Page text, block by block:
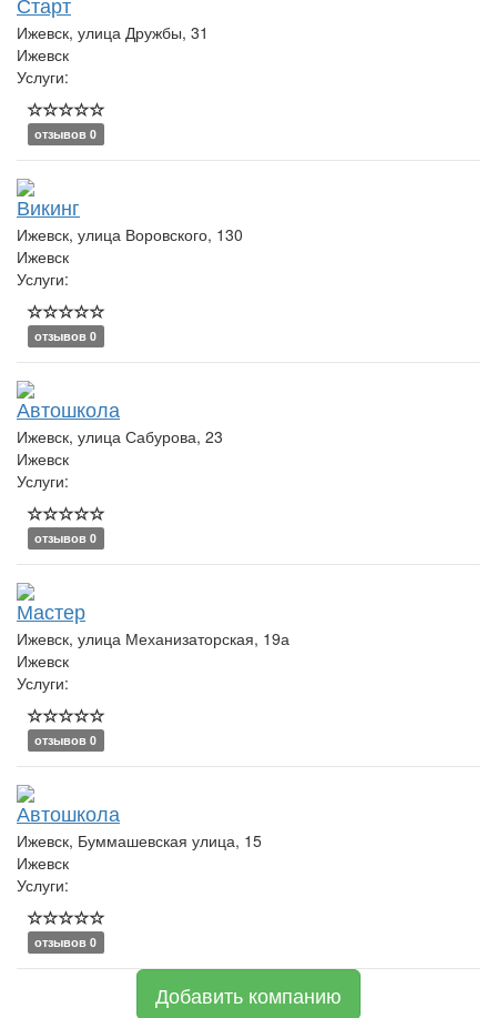
Ижевск, улица Дружбы, 31
Ижевск
Услуги:
отзывов 0
Викинг
Ижевск, улица Воровского, 130
Ижевск
Услуги:
отзывов 0
Автошкола
Ижевск, улица Сабурова, 23
Ижевск
Услуги:
отзывов 0
Мастер
Ижевск, улица Механизаторская, 19а
Ижевск
Услуги:
отзывов 0
Автошкола
Ижевск, Буммашевская улица, 15
Ижевск
Услуги:
отзывов 0
Добавить компанию